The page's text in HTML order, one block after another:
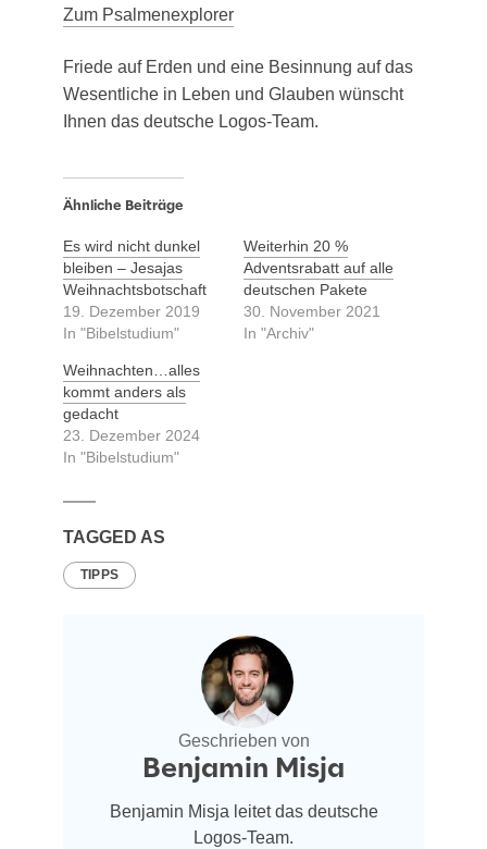
Zum Psal­men­ex­plo­rer
Frie­de auf Erden und eine Besin­nung auf das
Wesent­li­che in Leben und Glau­ben wünscht
Ihnen das deut­sche Logos-Team.
Ähnliche Beiträge
Es wird nicht dunkel
bleiben – Jesajas
Weihnachtsbotschaft
19. Dezember 2019
In "Bibelstudium"
Weiterhin 20 %
Adventsrabatt auf alle
deutschen Pakete
30. November 2021
In "Archiv"
Weihnachten…alles
kommt anders als
gedacht
23. Dezember 2024
In "Bibelstudium"
TAGGED AS
TIPPS
Geschrieben von
Benjamin Misja
Benjamin Misja leitet das deutsche
Logos-Team.